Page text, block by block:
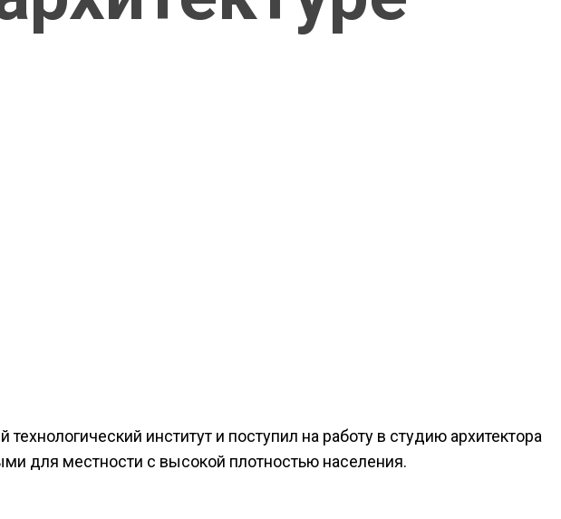
институт и поступил на работу в студию архитектора
для местности с высокой плотностью населения.